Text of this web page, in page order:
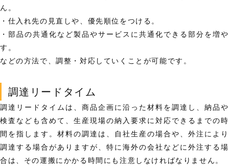
ん。
・仕入れ先の見直しや、優先順位をつける。
・部品の共通化など製品やサービスに共通化できる部分を増や
す。
などの方法で、調整・対応していくことが可能です。
調達リードタイム
調達リードタイムは、商品企画に沿った材料を調達し、納品や
検査なども含めて、生産現場の納入要求に対応できるまでの時
間を指します。材料の調達は、自社生産の場合や、外注により
調達する場合がありますが、特に海外の会社などに外注する場
合は、その運搬にかかる時間にも注意しなければなりません。